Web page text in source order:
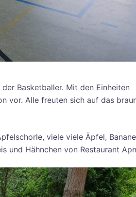
Basketballer. Mit den Einheiten
vor. Alle freuten sich auf das
viele viele Äpfel,
und Hähnchen von Restaurant